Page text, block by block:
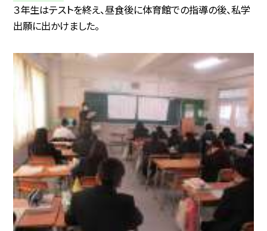
３年生はテストを終え、昼食後に体育館での指導の後、私学
出願に出かけました。